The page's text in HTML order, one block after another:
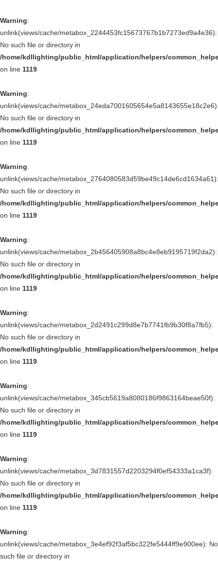
Warning:
unlink(views/cache/metabox_2244453fc15673767b1b7273ed9a4e36):
No such file or directory in
/home/kdllighting/public_html/application/helpers/
on line 1119
Warning:
unlink(views/cache/
No such file or directory in
/home/kdllighting/public_html/application/helpers/
on line 1119
Warning:
unlink(views/cache/metabox_2764080583d59be49c14de6cd1634a61):
No such file or directory in
/home/kdllighting/public_html/application/helpers/
on line 1119
Warning:
unlink(views/cache/metabox_2b456405908a8bc4e8eb9195719f2da2):
No such file or directory in
/home/kdllighting/public_html/application/helpers/
on line 1119
Warning:
unlink(views/cache/metabox_2d2491c299d8e7b7741fb9b30f8a7fb5):
No such file or directory in
/home/kdllighting/public_html/application/helpers/
on line 1119
Warning:
unlink(views/cache/metabox_345cb5619a8080186f9863164beae50f):
No such file or directory in
/home/kdllighting/public_html/application/helpers/
on line 1119
Warning:
unlink(views/cache/metabox_3d7831557d2203294f0ef54333a1ca3f):
No such file or directory in
/home/kdllighting/public_html/application/helpers/
on line 1119
Warning:
unlink(views/cache/metabox_3e4ef92f3af5bc322fe5444ff9e900ee): No
such file or directory in